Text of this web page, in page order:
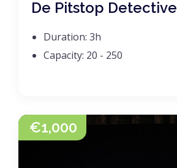
De Pitstop Detective
Duration: 3h
Capacity: 20 - 250
€1,000